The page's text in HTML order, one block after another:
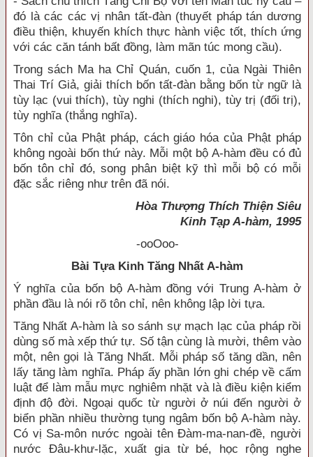
đó là các các vị nhân tất-đàn (thuyết pháp tán dương
điều thiện, khuyến khích thực hành việc tốt, thích ứng
với các căn tánh bất đồng, làm mãn túc mong cầu).
Trong sách Ma ha Chỉ Quán, cuốn 1, của Ngài Thiên
Thai Trí Giả, giải thích bốn tất-đàn bằng bốn từ ngữ là
tùy lạc (vui thích), tùy nghi (thích nghi), tùy trị (đối trị),
tùy nghĩa (thắng nghĩa).
Tôn chỉ của Phật pháp, cách giáo hóa của Phật pháp
không ngoài bốn thứ này. Mỗi một bộ A-hàm đều có đủ
bốn tôn chỉ đó, song phân biệt kỹ thì mỗi bộ có mỗi
đặc sắc riêng như trên đã nói.
Hòa Thượng Thích Thiện Siêu
Kinh Tạp A-hàm, 1995
-ooOoo-
Bài Tựa Kinh Tăng Nhất A-hàm
Ý nghĩa của bốn bộ A-hàm đồng với Trung A-hàm ở
phần đầu là nói rõ tôn chỉ, nên không lập lời tựa.
Tăng Nhất A-hàm là so sánh sự mạch lạc của pháp rồi
dùng số mà xếp thứ tự. Số tận cùng là mười, thêm vào
một, nên gọi là Tăng Nhất. Mỗi pháp số tăng dần, nên
lấy tăng làm nghĩa. Pháp ấy phần lớn ghi chép về cấm
luật để làm mẫu mực nghiêm nhặt và là điều kiện kiểm
định độ đời. Ngoại quốc từ người ở núi đến người ở
biển phần nhiều thường tụng ngâm bốn bộ A-hàm này.
Có vị Sa-môn nước ngoài tên Đàm-ma-nan-đề, người
nước Đâu-khư-lặc, xuất gia từ bé, học rộng nghe